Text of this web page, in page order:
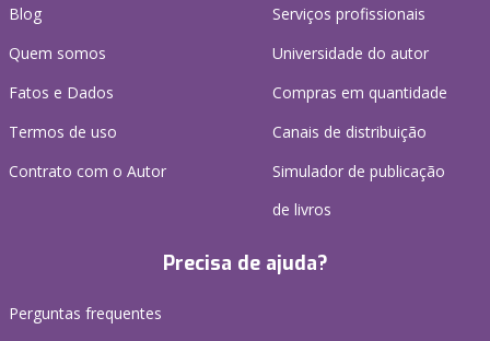
Blog
Quem somos
Fatos e Dados
Termos de uso
Contrato com o Autor
Serviços profissionais
Universidade do autor
Compras em quantidade
Canais de distribuição
Simulador de publicação
de livros
Precisa de ajuda?
Perguntas frequentes